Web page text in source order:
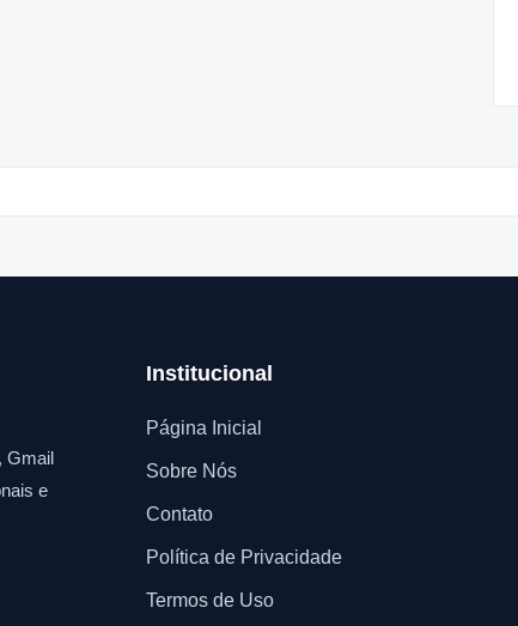
Gmail
e
Institucional
Página Inicial
Sobre Nós
Contato
Política de Privacidade
Termos de Uso